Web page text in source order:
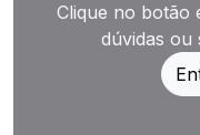
Clique no botão
dúvidas ou